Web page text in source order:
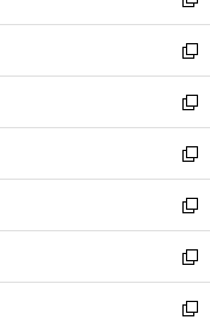
開
く
ン
ド
ウ
で
開
く
ウ
ィ
ン
ド
ウ
で
開
く
し
い
ウ
ィ
ン
ド
ウ
で
開
く
新
し
い
ウ
ィ
ン
ド
ウ
で
開
く
新
し
い
ウ
ィ
ン
ド
ウ
で
新
し
い
ウ
ィ
ン
ド
新
し
い
ウ
ィ
新
し
い
新